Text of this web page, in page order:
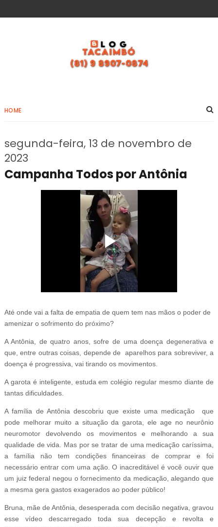
HOME
segunda-feira, 13 de novembro de
2023
Campanha Todos por Antônia
Até onde vai a falta de empatia de quem tem nas mãos o poder de
amenizar o sofrimento do próximo?
A Antônia, de quatro anos, sofre de uma doença degenerativa e
que, entre outras coisas, depende de aparelhos para sobreviver, a
doença é progressiva, vai tirando os movimentos.
A garota é inteligente, estuda em colégio regular mesmo diante de
tantas dificuldades.
A família de Antônia descobriu que existe uma medicação que
pode melhorar muito a situação da garota, ele age no neurônio
neuromotor devolvendo os movimentos e melhorando a sua
qualidade de vida. Mas por se tratar de uma medicação caríssima,
a família não tem condições financeiras de comprar e foi
necessário entrar com uma ação. O inacreditável é você ouvir que
um juiz federal negou o fornecimento da medicação, alegando que
a mesma gera gastos exagerados ao poder público!
Bruna, mãe de Antônia, desesperada com decisão negativa, gravou
esse vídeo descarregado toda sua decepção e revolta e